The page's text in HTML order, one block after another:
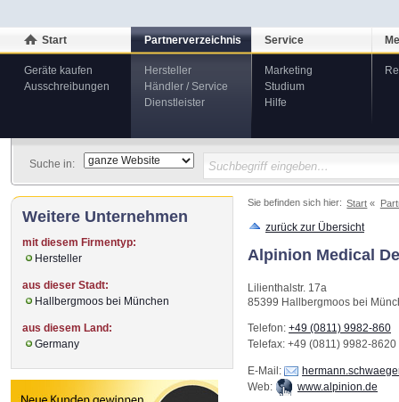
Start
Geräte kaufen
Ausschreibungen
Partnerverzeichnis
Hersteller
Händler / Service
Dienstleister
Service
Marketing
Studium
Hilfe
Suche in:
Sie befinden sich hier: Start
zurück zur Übersicht
Alpinion Medical
Lilienthalstr. 17a
85399 Hallbergmoos bei
Telefon: +49 (0811) 9982-860
Telefax: +49 (0811) 9982-8620
E-Mail:
Web:
www.alpinion.de
Weitere Unternehmen
mit diesem Firmentyp:
Hersteller
aus dieser Stadt:
Hallbergmoos bei München
aus diesem Land:
Germany